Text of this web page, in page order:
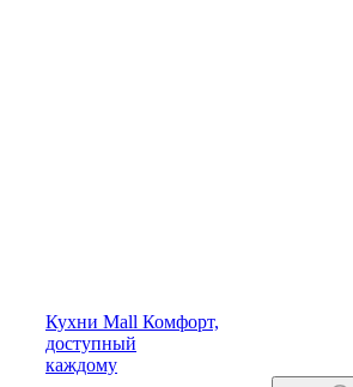
Кухни Mall Комфорт,
доступный
каждому